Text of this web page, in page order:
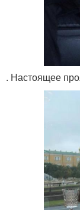
. Настоящее